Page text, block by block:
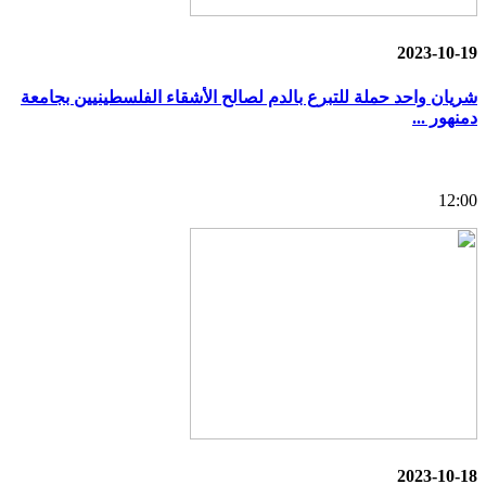
2023-10-19
شريان واحد حملة للتبرع بالدم لصالح الأشقاء الفلسطينيين بجامعة
دمنهور ...
12:00
2023-10-18